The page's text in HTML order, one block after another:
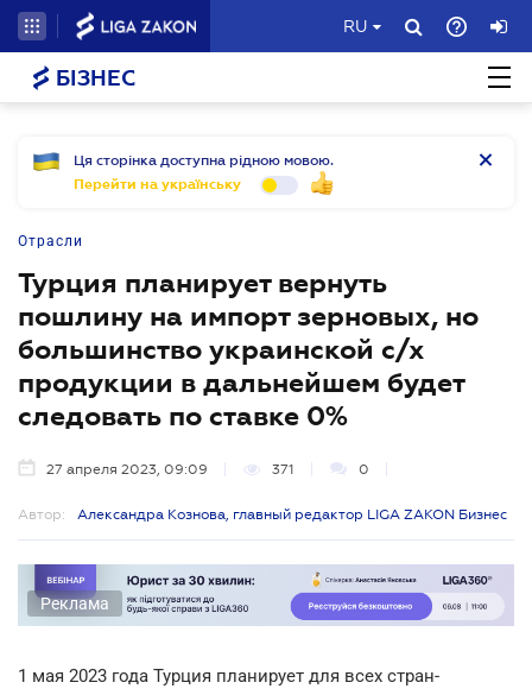
RU
БІЗНЕС
Ця сторінка доступна рідною мовою.
Перейти на українську
Отрасли
Турция планирует вернуть
пошлину на импорт зерновых, но
большинство украинской с/х
продукции в дальнейшем будет
следовать по ставке 0%
27 апреля 2023, 09:09 371 0
Автор: Александра Кознова, главный редактор LIGA ZAKON Бизнес
Реклама
1 мая 2023 года Турция планирует для всех стран-